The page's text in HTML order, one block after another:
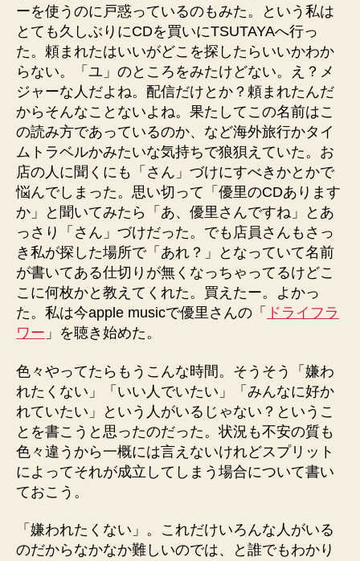
ーを使うのに戸惑っているのもみた。という私は
とても久しぶりにCDを買いにTSUTAYAへ行っ
た。頼まれたはいいがどこを探したらいいかわか
らない。「ユ」のところをみたけどない。え？メ
ジャーな人だよね。配信だけとか？頼まれたんだ
からそんなことないよね。果たしてこの名前はこ
の読み方であっているのか、など海外旅行かタイ
ムトラベルかみたいな気持ちで狼狽えていた。お
店の人に聞くにも「さん」づけにすべきかとかで
悩んでしまった。思い切って「優里のCDあります
か」と聞いてみたら「あ、優里さんですね」とあ
っさり「さん」づけだった。でも店員さんもさっ
き私が探した場所で「あれ？」となっていて名前
が書いてある仕切りが無くなっちゃってるけどこ
こに何枚かと教えてくれた。買えたー。よかっ
た。私は今apple musicで優里さんの「
ドライフラ
ワー 」を聴き始めた。
色々やってたらもうこんな時間。そうそう「嫌わ
れたくない」「いい人でいたい」「みんなに好か
れていたい」という人がいるじゃない？というこ
とを書こうと思ったのだった。状況も不安の質も
色々違うから一概には言えないけれどスプリット
によってそれが成立してしまう場合について書い
ておこう。
「嫌われたくない」。これだけいろんな人がいる
のだからなかなか難しいのでは、と誰でもわかり